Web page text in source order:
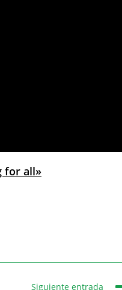
for all»
Siguiente entrada